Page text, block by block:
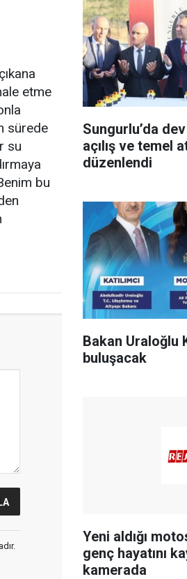
etme
sürede
su
bu
Sungurlu’da
açılış ve temel
düzenlendi
Bakan Uraloğlu
buluşacak
Yeni aldığı
genç hayatını
kamerada